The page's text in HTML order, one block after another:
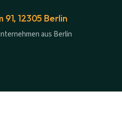
12305 Berlin
aus Berlin